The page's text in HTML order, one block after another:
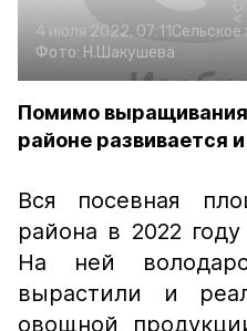
4 июля 2022, 07:11Сельское
Фото: Н.Шакушева
Помимо
районе развивается
Вся посевная
района в 2022 году
На ней
вырастили и
овощной